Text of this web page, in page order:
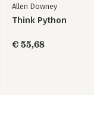
Allen Downey
Think Python
€ 55,68